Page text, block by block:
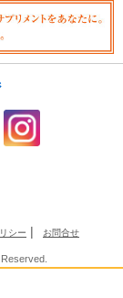
シー | お問合せ